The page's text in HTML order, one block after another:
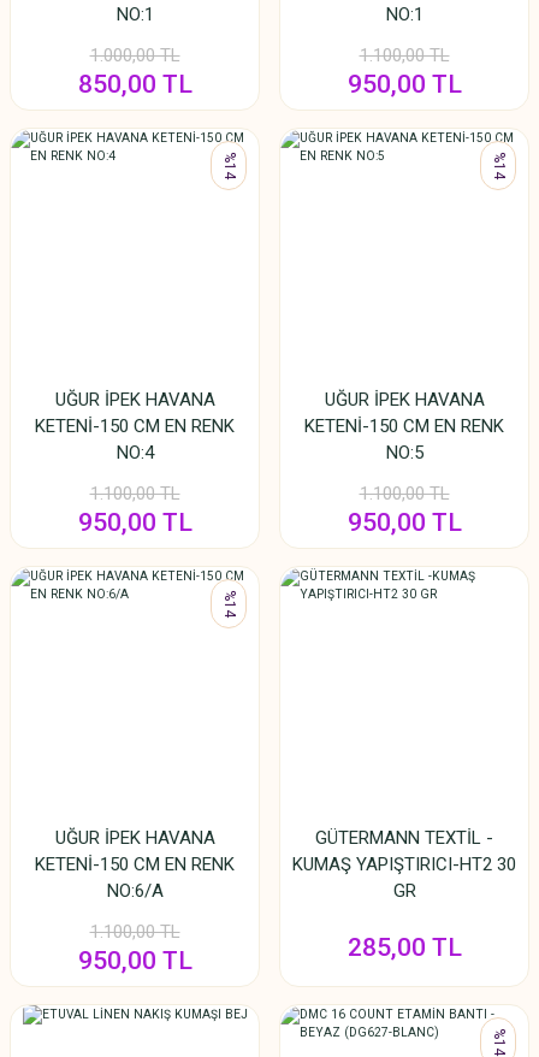
NO:1
1.000,00 TL
850,00 TL
NO:1
1.100,00 TL
950,00 TL
%14
UĞUR İPEK HAVANA
KETENİ-150 CM EN RENK
NO:4
1.100,00 TL
950,00 TL
%14
UĞUR İPEK HAVANA
KETENİ-150 CM EN RENK
NO:5
1.100,00 TL
950,00 TL
%14
UĞUR İPEK HAVANA
KETENİ-150 CM EN RENK
NO:6/A
1.100,00 TL
950,00 TL
GÜTERMANN TEXTİL -
KUMAŞ YAPIŞTIRICI-HT2 30
GR
285,00 TL
%14